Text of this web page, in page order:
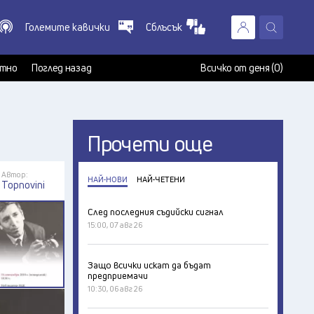
X
Големите кавички Сблъсък
Поглед назад Всичко от деня (0)
Автор:
Topnovini
Прочети още
НАЙ-НОВИ НАЙ-ЧЕТЕНИ
След последния съдийски сигнал
15:00, 07 авг 26
Защо всички искат да бъдат
предприемачи
10:30, 06 авг 26